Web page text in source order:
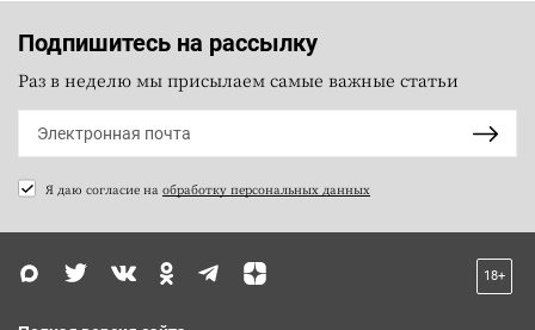
Подпишитесь на рассылку
Раз в неделю мы присылаем самые важные статьи
Я даю согласие на обработку персональных данных
18+